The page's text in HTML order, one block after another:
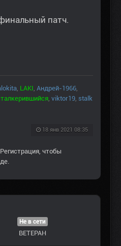
патч.
LAKI Андрей-1966
viktor19 stalk
18 янв 2021 08:35
Регистрация , чтобы
Не в сети
ВЕТЕРАН